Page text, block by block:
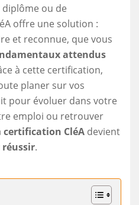
diplôme ou de
offre une solution :
et reconnue, que vous
attendus
à cette certification,
planer sur vos
pour évoluer dans votre
emploi ou retrouver
certification CléA devient
.